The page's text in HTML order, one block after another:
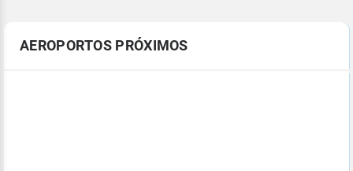
AEROPORTOS PRÓXIMOS